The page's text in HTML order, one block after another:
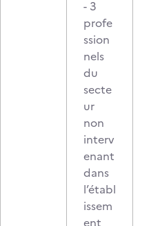
- 3
profe
ssion
nels
du
secte
ur
non
interv
enant
dans
l’établ
issem
ent